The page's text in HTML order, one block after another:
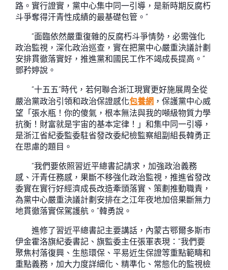
路。實行證實，黨中心集中同一引導，是新時期反腐朽
斗爭奪得汗青性成績的最基礎包管。”
“面臨依然嚴重復雜的反腐朽斗爭情勢，必需強化
政治監視，深化政治巡查，實在把黨中心嚴重決議計劃
安排貫徹落實好，推進黨和國民工作不竭成長提高。”
鄧矜婷說。
“十五五”時代，若何聯合浙江現實更好施展周全從
嚴治黨政治引領和政治保證感化包養網 ，保護黨中心威
望「張水瓶！你的傻氣，根本無法與我的噸級物質力學
抗衡！財富就是宇宙的基本定律！」和集中同一引導，
是浙江省紀委監委駐省發改委紀檢監察組副組長韓勇正
在思慮的題目。
“我們要依照習近平總書記請求，加強政治義務
感、汗青任務感，果斷不移強化政治監視，推進省發改
委實在實行好經濟成長改造牽頭落實、策劃推動職責，
為黨中心嚴重決議計劃安排在之江年夜地加倍果斷無力
地貫徹落實保駕護航。”韓勇說。
進修了習近平總書記主要講話，內蒙古鄂爾多斯市
伊金霍洛旗紀委書記、旗監委主任張軍表現：“我們要
聚焦村落復興、生態環保、平易近生保證等重點範疇和
重點義務，加大力度詳細化、精準化、常態化的監視檢